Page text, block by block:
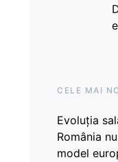
CELE MAI
Evoluția
România
model